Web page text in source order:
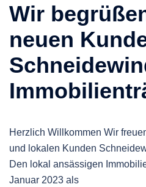
Wir
neuen
Herzlich Willkommen Wir
und lokalen Kunden
Den lokal ansässigen
Januar 2023 als